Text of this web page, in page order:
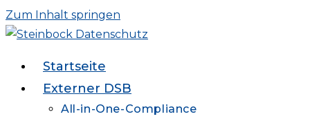
Zum Inhalt springen
Startseite
Externer DSB
All-in-One-Compliance